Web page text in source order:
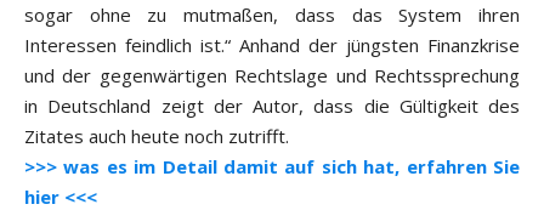
sogar ohne zu mutmaßen, dass das System ihren
Interessen feindlich ist.“ Anhand der jüngsten Finanzkrise
und der gegenwärtigen Rechtslage und Rechtssprechung
in Deutschland zeigt der Autor, dass die Gültigkeit des
Zitates auch heute noch zutrifft.
>>> was es im Detail damit auf sich hat, erfahren Sie
hier <<<